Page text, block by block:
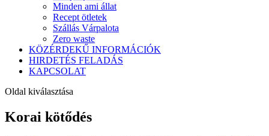
Minden ami állat
Recept ötletek
Szállás Várpalota
Zero waste
KÖZÉRDEKŰ INFORMÁCIÓK
HIRDETÉS FELADÁS
KAPCSOLAT
Oldal kiválasztása
Korai kötődés